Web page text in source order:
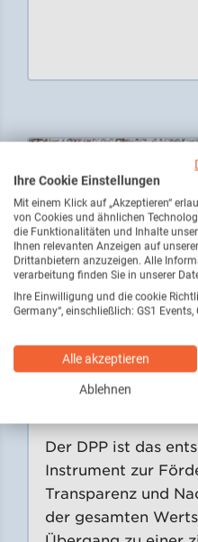
Digitaler
Der DPP ist das
Instrument zur
Transparenz und
der gesamten
Ihre Cookie Einstellungen
Mit einem Klick auf „Akzeptieren“
von Cookies und ähnlichen
die Funktionalitäten und Inhalte
Ihnen relevanten Anzeigen auf
Drittanbietern anzuzeigen. Alle
verarbeitung finden Sie in unserer
Ihre Einwilligung und die cookie
Germany“, einschließlich: GS1 Events,
Alle akzeptieren
Ablehnen